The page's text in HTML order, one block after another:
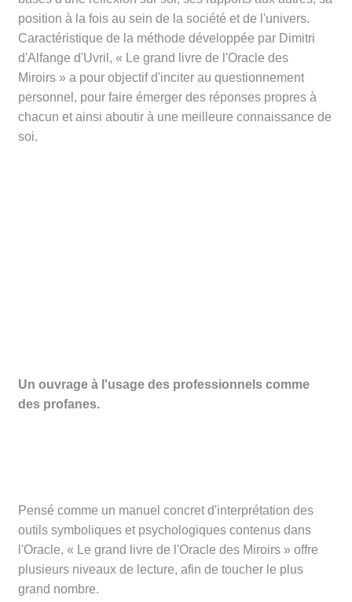
position à la fois au sein de la société et de l'univers.
Caractéristique de la méthode développée par Dimitri
d'Alfange d'Uvril, « Le grand livre de l'Oracle des
Miroirs » a pour objectif d'inciter au questionnement
personnel, pour faire émerger des réponses propres à
chacun et ainsi aboutir à une meilleure connaissance de
soi.
Un ouvrage à l'usage des professionnels comme
des profanes.
Pensé comme un manuel concret d'interprétation des
outils symboliques et psychologiques contenus dans
l'Oracle, « Le grand livre de l'Oracle des Miroirs » offre
plusieurs niveaux de lecture, afin de toucher le plus
grand nombre.